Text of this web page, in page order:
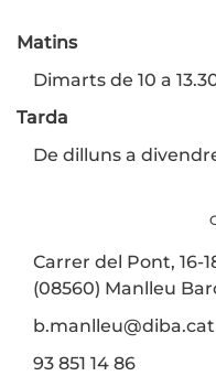
Matins
Dimarts de 10 a
Tarda
De dilluns a
Carrer del Pont, 16-
(08560) Manlleu
b.manlleu@diba.cat
93 851 14 86